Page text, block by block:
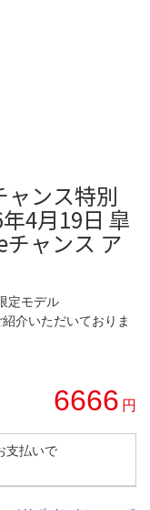
ャンス特別
4月19日 皐
ャンス ア
定モデル
介いただいておりま
6666 円
支払いで